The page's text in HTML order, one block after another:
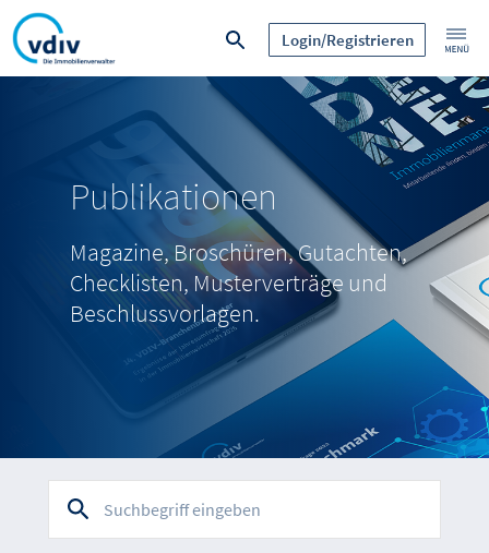
Login/Registrieren
Publikationen
Magazine, Broschüren, Gutachten,
Checklisten, Musterverträge und
Beschlussvorlagen.